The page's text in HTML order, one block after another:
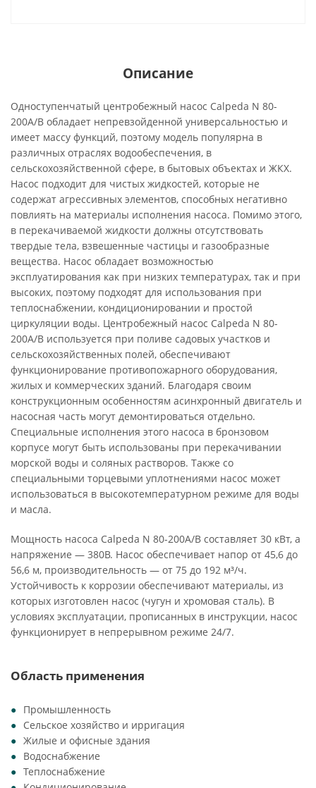
Описание
Одноступенчатый центробежный насос Calpeda N 80-
200A/B обладает непревзойденной универсальностью и
имеет массу функций, поэтому модель популярна в
различных отраслях водообеспечения, в
сельскохозяйственной сфере, в бытовых объектах и ЖКХ.
Насос подходит для чистых жидкостей, которые не
содержат агрессивных элементов, способных негативно
повлиять на материалы исполнения насоса. Помимо этого,
в перекачиваемой жидкости должны отсутствовать
твердые тела, взвешенные частицы и газообразные
вещества. Насос обладает возможностью
эксплуатирования как при низких температурах, так и при
высоких, поэтому подходят для использования при
теплоснабжении, кондиционировании и простой
циркуляции воды. Центробежный насос Calpeda N 80-
200A/B используется при поливе садовых участков и
сельскохозяйственных полей, обеспечивают
функционирование противопожарного оборудования,
жилых и коммерческих зданий. Благодаря своим
конструкционным особенностям асинхронный двигатель и
насосная часть могут демонтироваться отдельно.
Специальные исполнения этого насоса в бронзовом
корпусе могут быть использованы при перекачивании
морской воды и соляных растворов. Также со
специальными торцевыми уплотнениями насос может
использоваться в высокотемпературном режиме для воды
и масла.
Мощность насоса Calpeda N 80-200A/B составляет 30 кВт, а
напряжение — 380В. Насос обеспечивает напор от 45,6 до
56,6 м, производительность — от 75 до 192 м³/ч.
Устойчивость к коррозии обеспечивают материалы, из
которых изготовлен насос (чугун и хромовая сталь). В
условиях эксплуатации, прописанных в инструкции, насос
функционирует в непрерывном режиме 24/7.
Область применения
Промышленность
Сельское хозяйство и ирригация
Жилые и офисные здания
Водоснабжение
Теплоснабжение